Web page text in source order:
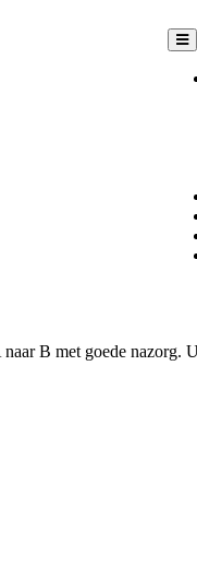
B met goede nazorg.